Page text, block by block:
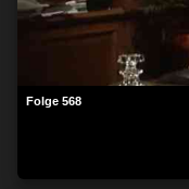
Folge 568